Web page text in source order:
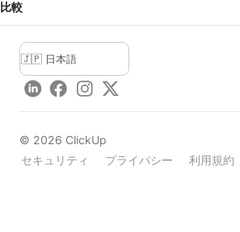
比較
LinkedInFacebook
Instagram
Twitter
© 2026 ClickUp
セキュリティ
プライバシー 利用規約